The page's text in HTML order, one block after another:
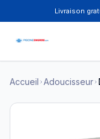
Livraison
Accueil Adoucisseur